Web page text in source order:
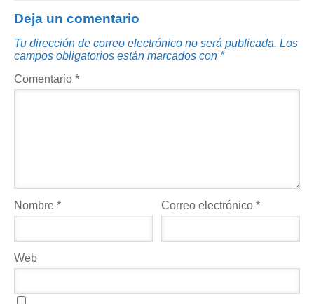
Deja un comentario
Tu dirección de correo electrónico no será publicada. Los
campos obligatorios están marcados con *
Comentario *
Nombre * Correo electrónico*
Web